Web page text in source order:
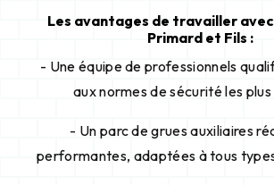
Les avantages de travailler
Primard et Fils :
- Une équipe de professionnels
aux normes de sécurité les
- Un parc de grues auxiliaires
performantes, adaptées à tous